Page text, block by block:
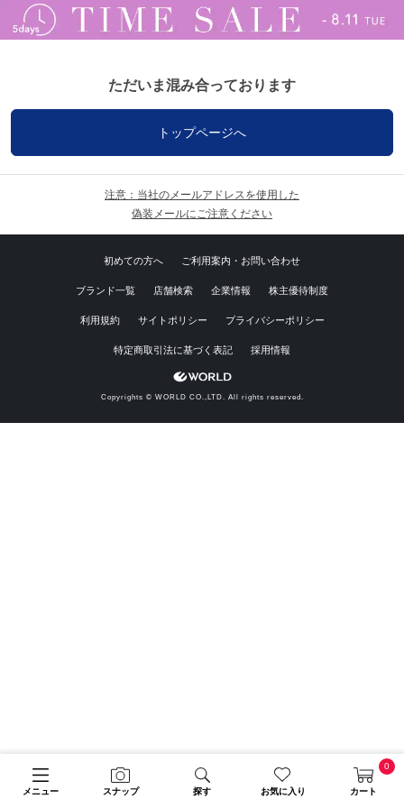
メニュー スナップ 探す お気に入り カート
0
ただいま混み合っております
トップページへ
注意：当社のメールアドレスを使用した
偽装メールにご注意ください
初めての方へ ご利用案内・お問い合わせ
ブランド一覧 店舗検索 企業情報 株主優待制度
利用規約 サイトポリシー プライバシーポリシー
特定商取引法に基づく表記 採用情報
Copyrights © WORLD CO.,LTD. All rights reserved.